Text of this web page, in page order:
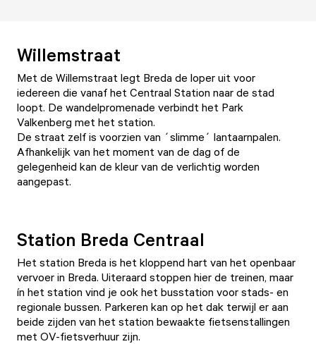
Willemstraat
Met de Willemstraat legt Breda de loper uit voor
iedereen die vanaf het Centraal Station naar de stad
loopt. De wandelpromenade verbindt het Park
Valkenberg met het station.
De straat zelf is voorzien van ´slimme´ lantaarnpalen.
Afhankelijk van het moment van de dag of de
gelegenheid kan de kleur van de verlichtig worden
aangepast.
Station Breda Centraal
Het station Breda is het kloppend hart van het openbaar
vervoer in Breda. Uiteraard stoppen hier de treinen, maar
ín het station vind je ook het busstation voor stads- en
regionale bussen. Parkeren kan op het dak terwijl er aan
beide zijden van het station bewaakte fietsenstallingen
met OV-fietsverhuur zijn.